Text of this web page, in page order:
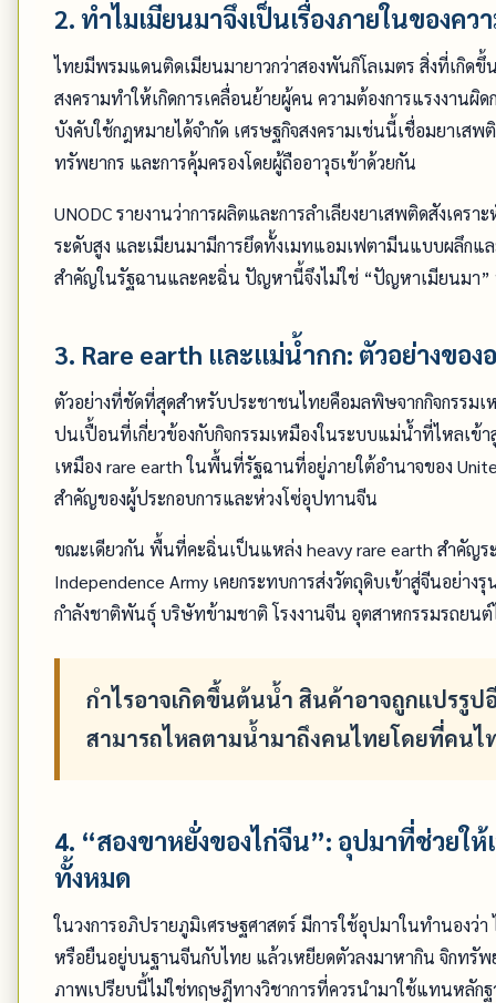
2. ทำไมเมียนมาจึงเป็นเรื่องภายในของค
ไทยมีพรมแดนติดเมียนมายาวกว่าสองพันกิโลเมตร สิ่งที่เกิดขึ้
สงครามทำให้เกิดการเคลื่อนย้ายผู้คน ความต้องการแรงงาน
บังคับใช้กฎหมายได้จำกัด เศรษฐกิจสงครามเช่นนี้เชื่อมยาเส
ทรัพยากร และการคุ้มครองโดยผู้ถืออาวุธเข้าด้วยกัน
UNODC รายงานว่าการผลิตและการลำเลียงยาเสพติดสังเคร
ระดับสูง และเมียนมามีการยึดทั้งเมทแอมเฟตามีนแบบผลึก
สำคัญในรัฐฉานและคะฉิ่น ปัญหานี้จึงไม่ใช่ “ปัญหาเมียนมา
3. Rare earth และแม่น้ำกก: ตัวอย่างขอ
ตัวอย่างที่ชัดที่สุดสำหรับประชาชนไทยคือมลพิษจากกิจกรรม
ปนเปื้อนที่เกี่ยวข้องกับกิจกรรมเหมืองในระบบแม่น้ำที่ไหลเข้
เหมือง rare earth ในพื้นที่รัฐฉานที่อยู่ภายใต้อำนาจของ
สำคัญของผู้ประกอบการและห่วงโซ่อุปทานจีน
ขณะเดียวกัน พื้นที่คะฉิ่นเป็นแหล่ง heavy rare earth สำคัญร
Independence Army เคยกระทบการส่งวัตถุดิบเข้าสู่จีนอย่าง
กำลังชาติพันธุ์ บริษัทข้ามชาติ โรงงานจีน อุตสาหกรรมรถย
กำไรอาจเกิดขึ้นต้นน้ำ สินค้าอาจถูกแปรรู
สามารถไหลตามน้ำมาถึงคนไทยโดยที่คนไ
4. “สองขาหยั่งของไก่จีน”: อุปมาที่ช่วยใ
ทั้งหมด
ในวงการอภิปรายภูมิเศรษฐศาสตร์ มีการใช้อุปมาในทำนอง
หรือยืนอยู่บนฐานจีนกับไทย แล้วเหยียดตัวลงมาหากิน จิกทรั
ภาพเปรียบนี้ไม่ใช่ทฤษฎีทางวิชาการที่ควรนำมาใช้แทนหลั